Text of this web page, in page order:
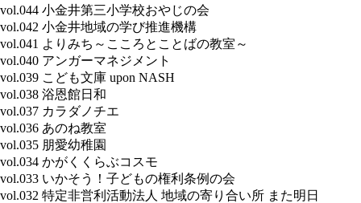
vol.044 小金井第三小学校おやじの会
vol.042 小金井地域の学び推進機構
vol.041 よりみち～こころとことばの教室～
vol.040 アンガーマネジメント
vol.039 こども文庫 upon NASH
vol.038 浴恩館日和
vol.037 カラダノチエ
vol.036 あのね教室
vol.035 朋愛幼稚園
vol.034 かがくくらぶコスモ
vol.033 いかそう！子どもの権利条例の会
vol.032 特定非営利活動法人 地域の寄り合い所 また明日